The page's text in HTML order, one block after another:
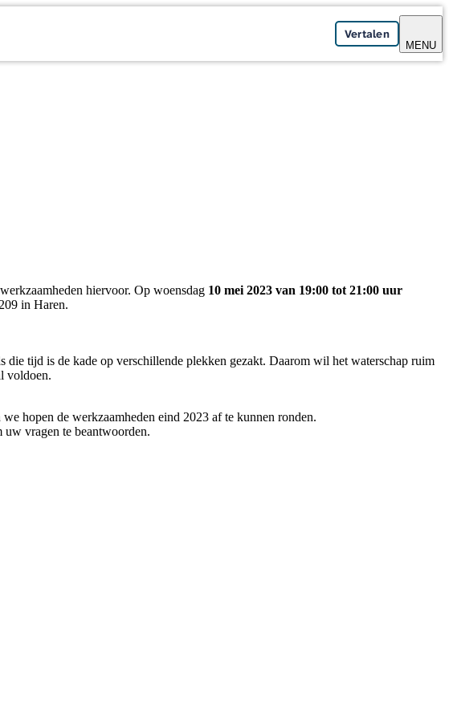
Vertalen
MENU
hiervoor. Op woensdag 10 mei 2023 van 19:00 tot 21:00 uur
in Haren.
tijd is de kade op verschillende plekken gezakt. Daarom wil het waterschap ruim
voldoen.
hopen de werkzaamheden eind 2023 af te kunnen ronden.
vragen te beantwoorden.